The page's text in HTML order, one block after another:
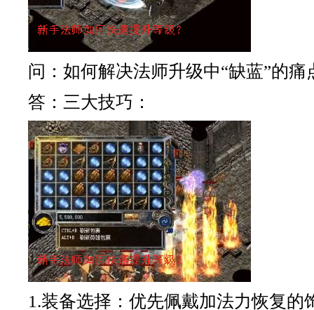
问：如何解决法师升级中“缺蓝”的痛
答：三大技巧：
1.装备选择：优先佩戴加法力恢复的